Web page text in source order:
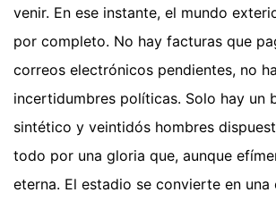
venir. En ese instante, el mundo
por completo. No hay facturas que
correos electrónicos pendientes, no
incertidumbres políticas. Solo hay un
sintético y veintidós hombres
todo por una gloria que, aunque
eterna. El estadio se convierte en una